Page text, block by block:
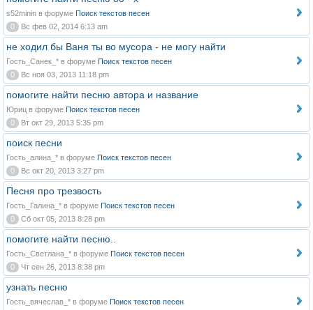
s52minin в форуме Поиск текстов песен
0
Вс фев 02, 2014 6:13 am
не ходил бы Ваня ты во мусора - не могу найти
Гость_Санек_* в форуме Поиск текстов песен
0
Вс ноя 03, 2013 11:18 pm
помогите найти песню автора и название
Юриц в форуме Поиск текстов песен
0
Вт окт 29, 2013 5:35 pm
поиск песни
Гость_алина_* в форуме Поиск текстов песен
0
Вс окт 20, 2013 3:27 pm
Песня про трезвость
Гость_Галина_* в форуме Поиск текстов песен
0
Сб окт 05, 2013 8:28 pm
помогите найти песню..
Гость_Светлана_* в форуме Поиск текстов песен
0
Чт сен 26, 2013 8:38 pm
узнать песню
Гость_вячеслав_* в форуме Поиск текстов песен